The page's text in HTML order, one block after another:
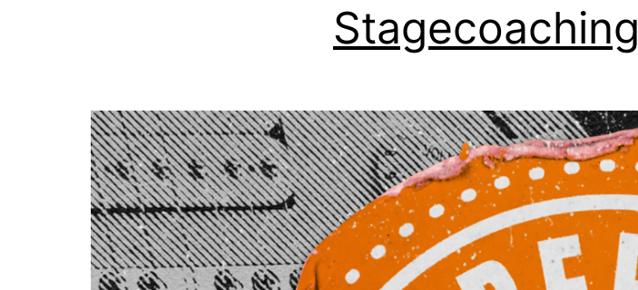
Stagecoaching